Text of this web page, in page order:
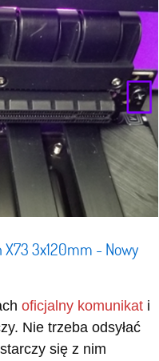
X73 3x120mm - Nowy
oficjalny komunikat i
Nie trzeba odsyłać
się z nim